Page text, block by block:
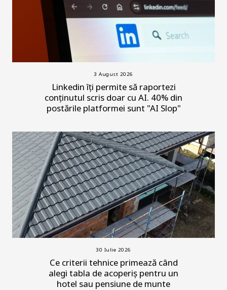
3 August 2026
Linkedin îți permite să raportezi
conținutul scris doar cu AI. 40% din
postările platformei sunt "AI Slop"
30 Iulie 2026
Ce criterii tehnice primează când
alegi tabla de acoperiș pentru un
hotel sau pensiune de munte